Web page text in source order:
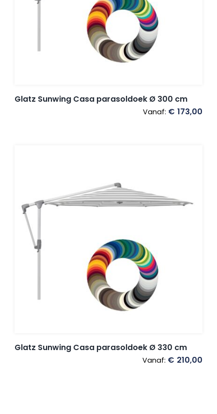
Glatz Sunwing Casa parasoldoek Ø 300 cm
Vanaf: € 173,00
Glatz Sunwing Casa parasoldoek Ø 330 cm
Vanaf: € 210,00